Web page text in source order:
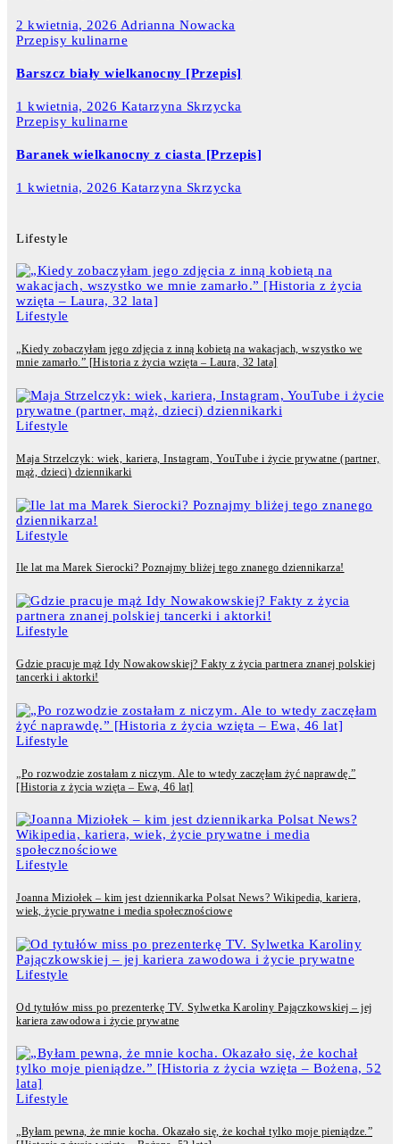
2 kwietnia, 2026 Adrianna Nowacka
Przepisy kulinarne
Barszcz biały wielkanocny [Przepis]
1 kwietnia, 2026 Katarzyna Skrzycka
Przepisy kulinarne
Baranek wielkanocny z ciasta [Przepis]
1 kwietnia, 2026 Katarzyna Skrzycka
Lifestyle
Lifestyle
„Kiedy zobaczyłam jego zdjęcia z inną kobietą na wakacjach, wszystko we
mnie zamarło.” [Historia z życia wzięta – Laura, 32 lata]
Lifestyle
Maja Strzelczyk: wiek, kariera, Instagram, YouTube i życie prywatne (partner,
mąż, dzieci) dziennikarki
Lifestyle
Ile lat ma Marek Sierocki? Poznajmy bliżej tego znanego dziennikarza!
Lifestyle
Gdzie pracuje mąż Idy Nowakowskiej? Fakty z życia partnera znanej polskiej
tancerki i aktorki!
Lifestyle
„Po rozwodzie zostałam z niczym. Ale to wtedy zaczęłam żyć naprawdę.”
[Historia z życia wzięta – Ewa, 46 lat]
Lifestyle
Joanna Miziołek – kim jest dziennikarka Polsat News? Wikipedia, kariera,
wiek, życie prywatne i media społecznościowe
Lifestyle
Od tytułów miss po prezenterkę TV. Sylwetka Karoliny Pajączkowskiej – jej
kariera zawodowa i życie prywatne
Lifestyle
„Byłam pewna, że mnie kocha. Okazało się, że kochał tylko moje pieniądze.”